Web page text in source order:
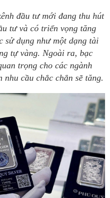
đầu tư mới đang thu hút
tư và có triển vọng tăng
sử dụng như một dạng tài
tự vàng. Ngoài ra, bạc
trọng cho các ngành
cầu chắc chắn sẽ tăng.